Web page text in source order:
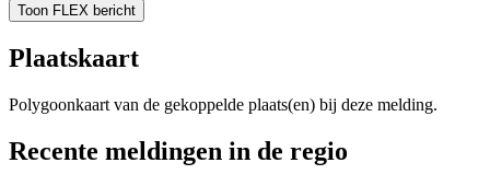
Toon FLEX bericht
Plaatskaart
Polygoonkaart van de gekoppelde plaats(en) bij deze melding.
Recente meldingen in de regio